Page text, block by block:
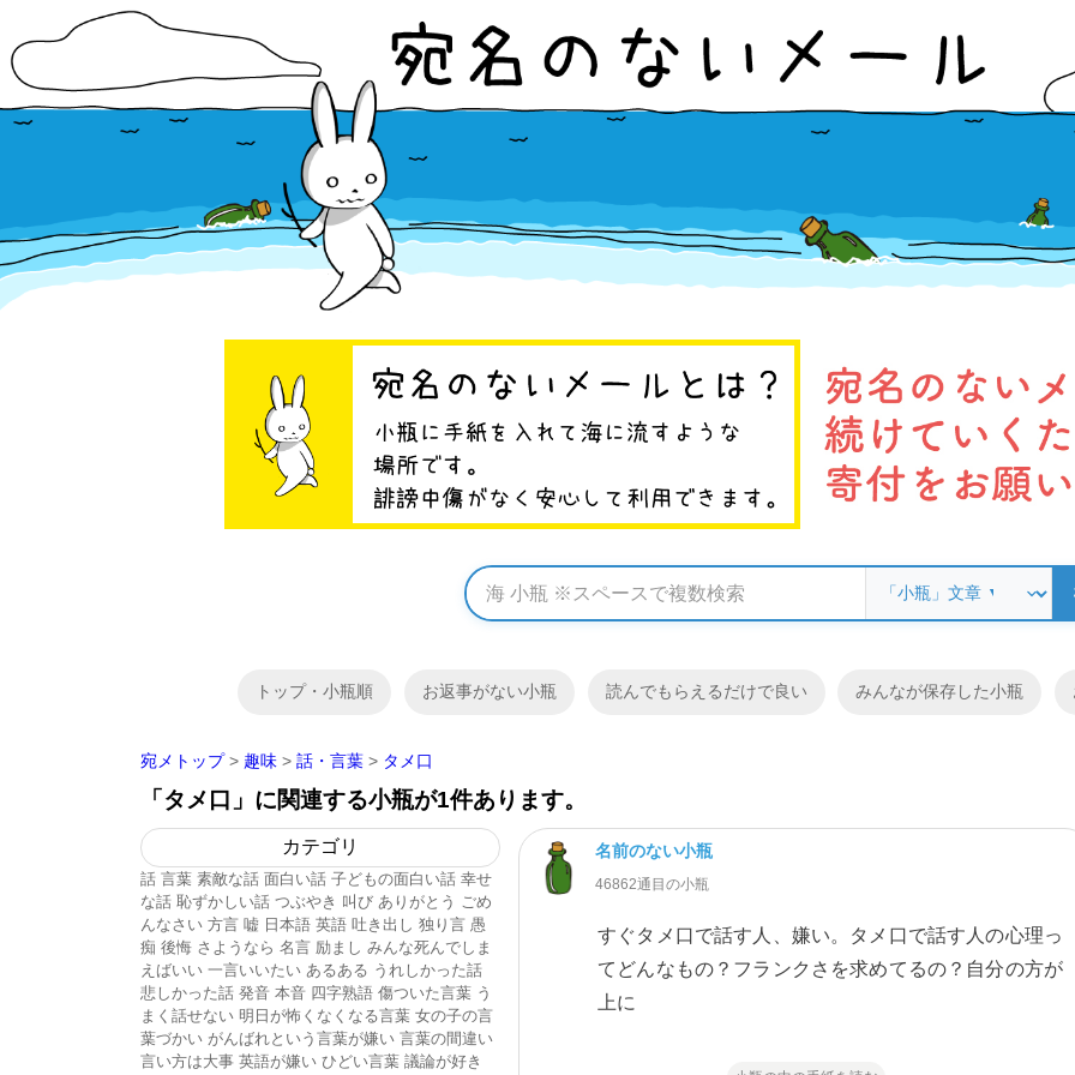
トップ・小瓶順 お返事がない小瓶 読んでもらえるだけで良い みんなが保存した小瓶
宛メトップ > 趣味 > 話・言葉 > タメ口
「タメ口」に関連する小瓶が1件あります。
カテゴリ
話 言葉 素敵な話 面白い話 子どもの面白い話 幸せ
な話 恥ずかしい話 つぶやき 叫び ありがとう ごめ
んなさい 方言 嘘 日本語 英語 吐き出し 独り言 愚
痴 後悔 さようなら 名言 励まし みんな死んでしま
えばいい 一言いいたい あるある うれしかった話
悲しかった話 発音 本音 四字熟語 傷ついた言葉 う
まく話せない 明日が怖くなくなる言葉 女の子の言
葉づかい がんばれという言葉が嫌い 言葉の間違い
言い方は大事 英語が嫌い ひどい言葉 議論が好き
名前のない小瓶
46862通目の小瓶
すぐタメ口で話す人、嫌い。タメ口で話す人の心理っ
てどんなもの？フランクさを求めてるの？自分の方が
上に